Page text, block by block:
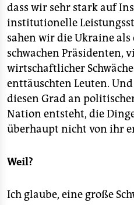
dass wir sehr stark auf
institutionelle
sahen wir die Ukraine
schwachen Präsidenten,
wirtschaftlicher
enttäuschten Leuten.
diesen Grad an
Nation entsteht, die
überhaupt nicht von ihr
Weil?
Ich glaube, eine große